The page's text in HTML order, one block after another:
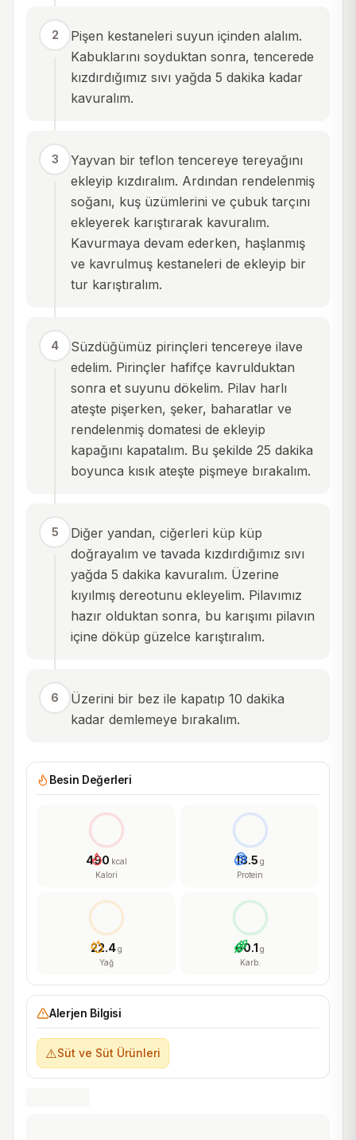
2
Pişen kestaneleri suyun içinden alalım.
Kabuklarını soyduktan sonra, tencerede
kızdırdığımız sıvı yağda 5 dakika kadar
kavuralım.
3
Yayvan bir teflon tencereye tereyağını
ekleyip kızdıralım. Ardından rendelenmiş
soğanı, kuş üzümlerini ve çubuk tarçını
ekleyerek karıştırarak kavuralım.
Kavurmaya devam ederken, haşlanmış
ve kavrulmuş kestaneleri de ekleyip bir
tur karıştıralım.
4
Süzdüğümüz pirinçleri tencereye ilave
edelim. Pirinçler hafifçe kavrulduktan
sonra et suyunu dökelim. Pilav harlı
ateşte pişerken, şeker, baharatlar ve
rendelenmiş domatesi de ekleyip
kapağını kapatalım. Bu şekilde 25 dakika
boyunca kısık ateşte pişmeye bırakalım.
5
Diğer yandan, ciğerleri küp küp
doğrayalım ve tavada kızdırdığımız sıvı
yağda 5 dakika kavuralım. Üzerine
kıyılmış dereotunu ekleyelim. Pilavımız
hazır olduktan sonra, bu karışımı pilavın
içine döküp güzelce karıştıralım.
6
Üzerini bir bez ile kapatıp 10 dakika
kadar demlemeye bırakalım.
Besin Değerleri
490 kcal
Kalori
18.5 g
Protein
22.4 g
Yağ
60.1 g
Karb.
Alerjen Bilgisi
⚠️Süt ve Süt Ürünleri